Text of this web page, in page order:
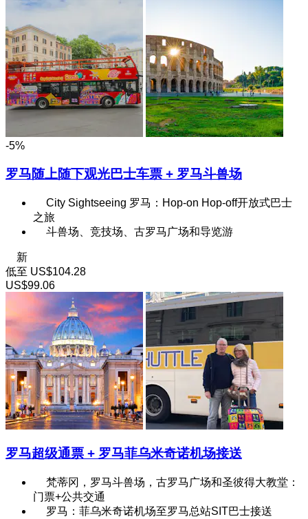
-5%
罗马随上随下观光巴士车票 + 罗马斗兽场
City Sightseeing 罗马：Hop-on Hop-off开放式巴士
之旅
斗兽场、竞技场、古罗马广场和导览游
新
低至 US$104.28
US$99.06
罗马超级通票 + 罗马菲乌米奇诺机场接送
梵蒂冈，罗马斗兽场，古罗马广场和圣彼得大教堂：
门票+公共交通
罗马：菲乌米奇诺机场至罗马总站SIT巴士接送